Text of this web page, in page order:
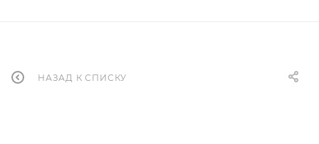
НАЗАД К СПИСКУ